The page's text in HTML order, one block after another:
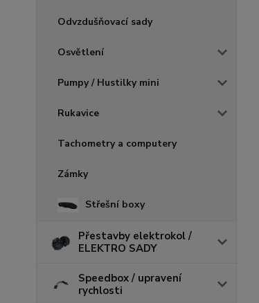
Odvzdušňovací sady
Osvětlení
Pumpy / Hustilky mini
Rukavice
Tachometry a computery
Zámky
Střešní boxy
Přestavby elektrokol /
ELEKTRO SADY
Speedbox / upravení
rychlosti